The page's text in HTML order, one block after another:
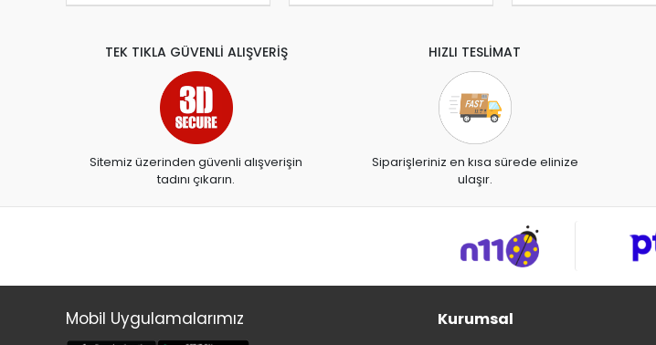
TEK TIKLA GÜVENLİ ALIŞVERİŞ
Sitemiz üzerinden güvenli alışverişin
tadını çıkarın.
HIZLI TESLİMAT
Siparişleriniz en kısa sürede elinize
ulaşır.
Mobil Uygulamalarımız Kurumsal